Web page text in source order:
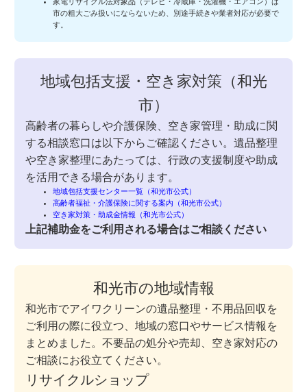
市の粗大ごみ扱いにならないため、別途手続きや業者対応が必要で
す。
地域包括支援・空き家対策（和光
市）
高齢者の暮らしや介護保険、空き家管理・助成に関
する相談窓口は以下からご確認ください。遺品整理
や空き家整理にあたっては、行政の支援制度や助成
を活用できる場合があります。
地域包括支援センター一覧（和光市公式）
高齢者福祉・介護保険に関する案内（和光市公式）
空き家対策・助成金情報（和光市公式）
上記補助金をご利用される場合はご相談ください
和光市の地域情報
和光市でアイワクリーンの遺品整理・不用品回収を
ご利用の際に役立つ、地域の窓口やサービス情報を
まとめました。不要品の処分や売却、空き家対応の
ご相談にお役立てください。
リサイクルショップ